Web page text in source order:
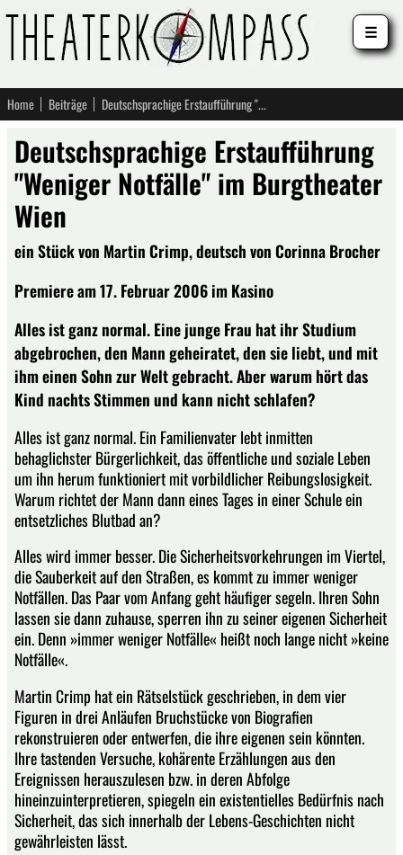
Home Beiträge Deutschsprachige Erstaufführung "Weniger Notfälle" im Burgtheater Wien
Deutschsprachige Erstaufführung
"Weniger Notfälle" im Burgtheater
Wien
ein Stück von Martin Crimp, deutsch von Corinna Brocher
Premiere am 17. Februar 2006 im Kasino
Alles ist ganz normal. Eine junge Frau hat ihr Studium
abgebrochen, den Mann geheiratet, den sie liebt, und mit
ihm einen Sohn zur Welt gebracht. Aber warum hört das
Kind nachts Stimmen und kann nicht schlafen?
Alles ist ganz normal. Ein Familienvater lebt inmitten
behaglichster Bürgerlichkeit, das öffentliche und soziale Leben
um ihn herum funktioniert mit vorbildlicher Reibungslosigkeit.
Warum richtet der Mann dann eines Tages in einer Schule ein
entsetzliches Blutbad an?
Alles wird immer besser. Die Sicherheitsvorkehrungen im Viertel,
die Sauberkeit auf den Straßen, es kommt zu immer weniger
Notfällen. Das Paar vom Anfang geht häufiger segeln. Ihren Sohn
lassen sie dann zuhause, sperren ihn zu seiner eigenen Sicherheit
ein. Denn »immer weniger Notfälle« heißt noch lange nicht »keine
Notfälle«.
Martin Crimp hat ein Rätselstück geschrieben, in dem vier
Figuren in drei Anläufen Bruchstücke von Biografien
rekonstruieren oder entwerfen, die ihre eigenen sein könnten.
Ihre tastenden Versuche, kohärente Erzählungen aus den
Ereignissen herauszulesen bzw. in deren Abfolge
hineinzuinterpretieren, spiegeln ein existentielles Bedürfnis nach
Sicherheit, das sich innerhalb der Lebens-Geschichten nicht
gewährleisten lässt.
☰